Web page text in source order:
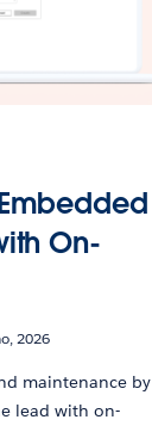
On-
2026
maintenance by
lead with on-